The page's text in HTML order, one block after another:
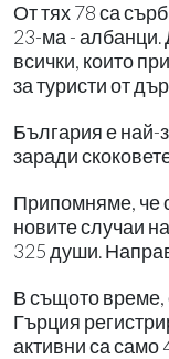
От тях 78 са
23-ма - албанци.
всички, които
за туристи от
България е най-
заради
Припомняме, че
новите случаи
325 души.
В същото време,
Гърция
активни са само